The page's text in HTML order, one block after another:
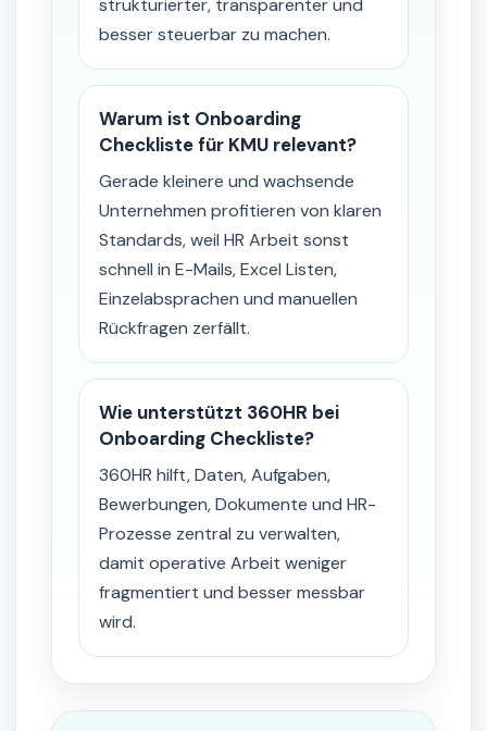
strukturierter, transparenter und
besser steuerbar zu machen.
Warum ist Onboarding
Checkliste für KMU relevant?
Gerade kleinere und wachsende
Unternehmen profitieren von klaren
Standards, weil HR Arbeit sonst
schnell in E-Mails, Excel Listen,
Einzelabsprachen und manuellen
Rückfragen zerfällt.
Wie unterstützt 360HR bei
Onboarding Checkliste?
360HR hilft, Daten, Aufgaben,
Bewerbungen, Dokumente und HR-
Prozesse zentral zu verwalten,
damit operative Arbeit weniger
fragmentiert und besser messbar
wird.